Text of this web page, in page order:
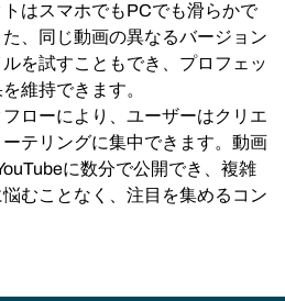
はスマホでもPCでも滑らかで
、同じ動画の異なるバージョン
を試すこともでき、プロフェッ
維持できます。
ローにより、ユーザーはクリエ
テリングに集中できます。動画
に数分で公開でき、複雑
むことなく、注目を集めるコン